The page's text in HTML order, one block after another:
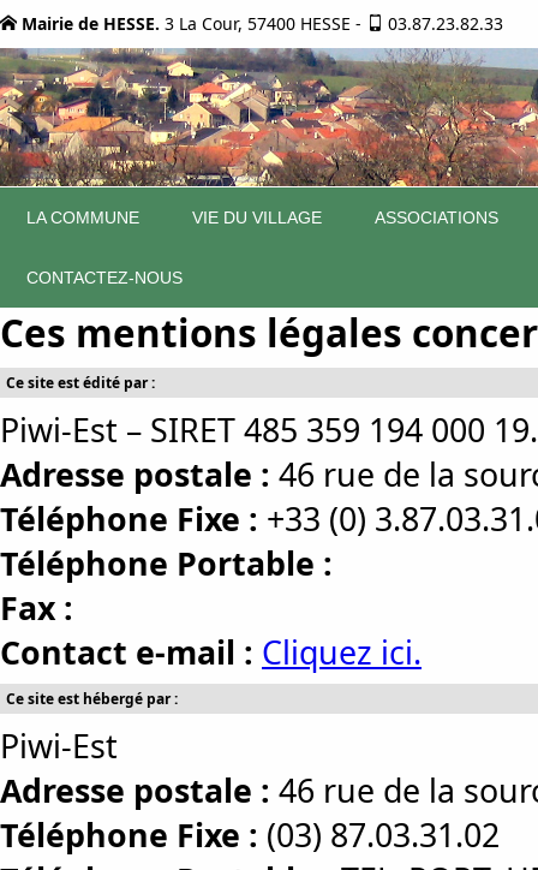
Mairie de HESSE. 3 La Cour, 57400 HESSE - 03.87.23.82.33
LA COMMUNE VIE DU VILLAGE ASSOCIATIONS
CONTACTEZ-NOUS
Ces mentions légales
Ce site est édité par :
Piwi-Est – SIRET 485 359 194 000 19.
Adresse postale : 46 rue de la
Téléphone Fixe : +33 (0)
Téléphone Portable :
Fax :
Contact e-mail : Cliquez ici.
Ce site est hébergé par :
Piwi-Est
Adresse postale : 46 rue de la
Téléphone Fixe : (03) 87.03.31.02